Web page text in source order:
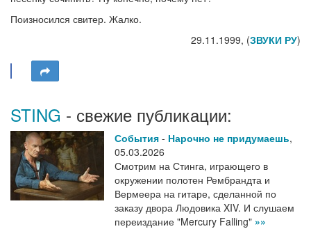
Поизносился свитер. Жалко.
29.11.1999, (ЗВУКИ РУ)
STING - свежие публикации:
События - Нарочно не придумаешь,
05.03.2026
Смотрим на Стинга, играющего в
окружении полотен Рембрандта и
Вермеера на гитаре, сделанной по
заказу двора Людовика XIV. И слушаем
переиздание "Mercury Falling" »»